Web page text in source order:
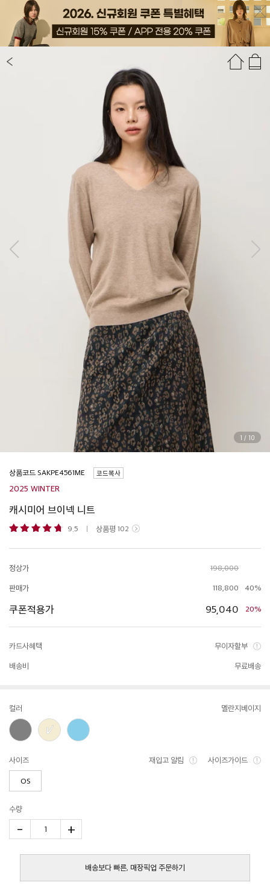
상품정보 추천상품
1 / 10
상품코드 코드복사
2025 WINTER
캐시미어 브이넥 니트
9.5 상품평 102
정상가 198,000
판매가 118,800 40%
쿠폰적용가 95,040 20%
카드사혜택 무이자할부
배송비 무료배송
컬러 멜란지베이지
사이즈 재입고 알림 사이즈가이드
OS
수량
- 1 +
배송보다 빠른, 매장픽업 주문하기